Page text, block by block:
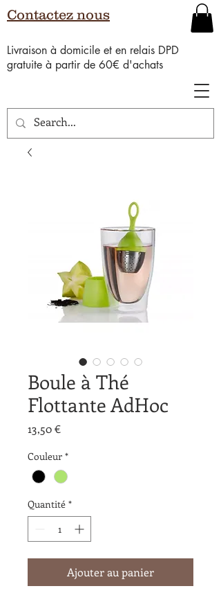
Livraison à domicile et en relais DPD
gratuite à partir de 60€ d'achats
Contactez nous
Boule à Thé
Flottante AdHoc
13,50 €Prix
Couleur *
Quantité *
Ajouter au panier